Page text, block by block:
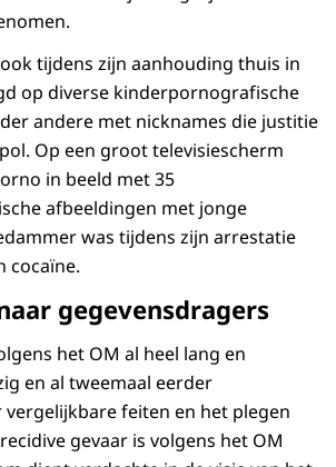
tijdens zijn aanhouding thuis in
op diverse kinderpornografische
andere met nicknames die justitie
Op een groot televisiescherm
in beeld met 35
afbeeldingen met jonge
was tijdens zijn arrestatie
cocaïne.
gegevensdragers
het OM al heel lang en
en al tweemaal eerder
feiten en het plegen
gevaar is volgens het OM